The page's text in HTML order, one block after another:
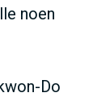
noen
Do